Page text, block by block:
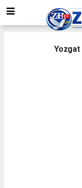
Yozgat